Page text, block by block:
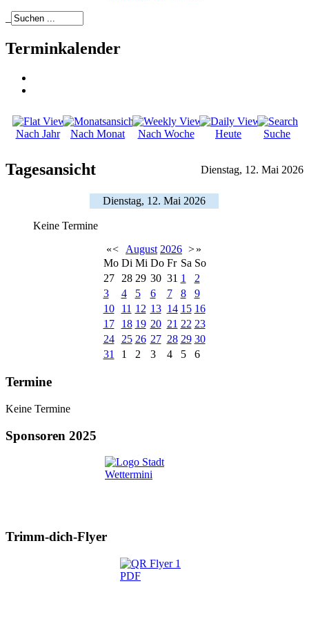
Terminkalender
Nach Jahr Nach Monat Nach Woche Heute Suche
Tagesansicht Dienstag, 12. Mai 2026
Dienstag, 12. Mai 2026
Keine Termine
«< August 2026 >»
Mo Di Mi Do Fr Sa So
27
28 29 30 31 1
2
3
4 5 6 7 8
9
10
11 12 13 14 15 16
17
18 19 20 21 22 23
24
25 26 27 28 29 30
31
1 2 3 4 5 6
Termine
Keine Termine
Sponsoren 2025
Trimm-dich-Flyer